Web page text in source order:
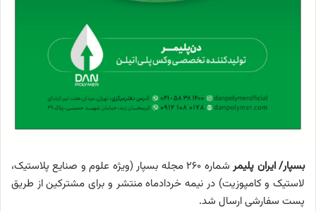
بسپار/ ایران پلیمر
شماره 260 مجله بسپار (ویژه علوم و صنایع پلاستیک،
لاستیک و کامپوزیت) در نیمه خردادماه منتشر و برای مشترکین از طریق
پست سفارشی ارسال شد.